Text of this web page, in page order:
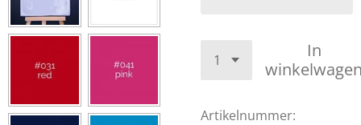
In
Artikelnummer: